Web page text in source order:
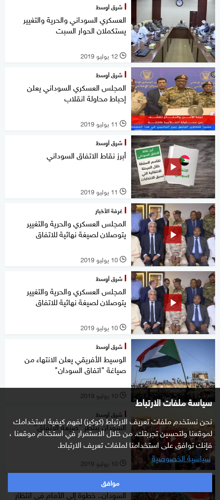
سياسة ملفات الارتباط
نحن نستخدم ملفات تعريف الارتباط (كوكيز) لفهم كيفية استخدامك
لموقعنا ولتحسين تجربتك. من خلال الاستمرار في استخدام موقعنا ،
فإنك توافق على استخدامنا لملفات تعريف الارتباط.
سياسية الخصوصية
موافق
شرق أوسط
العسكري السوداني والحرية والتغيير
يستكملان الحوار السبت
l 12 يوليو 2019
شرق أوسط
المجلس العسكري السوداني يعلن
إحباط محاولة انقلاب
l 11 يوليو 2019
شرق أوسط
أبرز نقاط الاتفاق السوداني
l 11 يوليو 2019
غرفة الأخبار
المجلس العسكري والحرية والتغيير
يتوصلان لصيغة نهائية للاتفاق
l 10 يوليو 2019
شرق أوسط
المجلس العسكري والحرية والتغيير
يتوصلان لصيغة نهائية للاتفاق
l 10 يوليو 2019
شرق أوسط
الوسيط الأفريقي يعلن الانتهاء من
صياغة "اتفاق السودان"
l 10 يوليو 2019
شرق أوسط
السودان ينتظر "صيغة الاتفاق"
l 10 يوليو 2019
شرق أوسط
السودان.. خطوة إلى الأمام في انتظار